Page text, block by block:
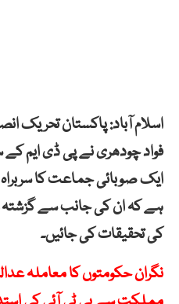
اسلام آباد: پاکستان تحریک
فواد چودھری نے پی ڈی ایم کے
ایک صوبائی جماعت کا سربراہ
ہے کہ ان کی جانب سے گزشتہ
کی تحقیقات کی جائیں۔
نگران حکومتوں کا معاملہ